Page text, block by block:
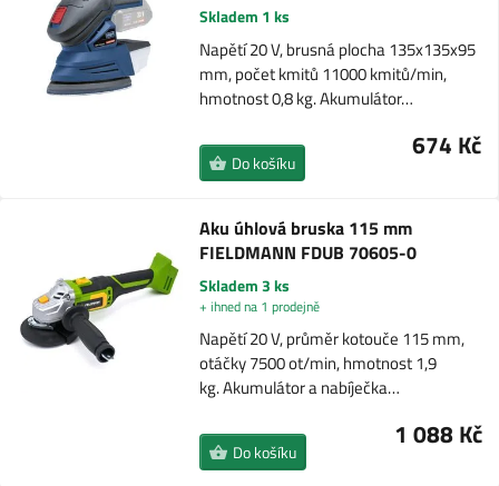
Skladem 1 ks
Napětí 20 V, brusná plocha 135x135x95
mm, počet kmitů 11000 kmitů/min,
hmotnost 0,8 kg. Akumulátor…
674 Kč
Do košíku
Aku úhlová bruska 115 mm
FIELDMANN FDUB 70605-0
Skladem 3 ks
+ ihned na 1 prodejně
Napětí 20 V, průměr kotouče 115 mm,
otáčky 7500 ot/min, hmotnost 1,9
kg. Akumulátor a nabíječka…
1 088 Kč
Do košíku